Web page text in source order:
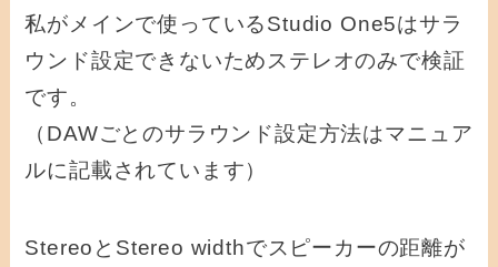
私がメインで使っているStudio One5はサラ
ウンド設定できないためステレオのみで検証
です。
（DAWごとのサラウンド設定方法はマニュア
ルに記載されています）
StereoとStereo widthでスピーカーの距離が